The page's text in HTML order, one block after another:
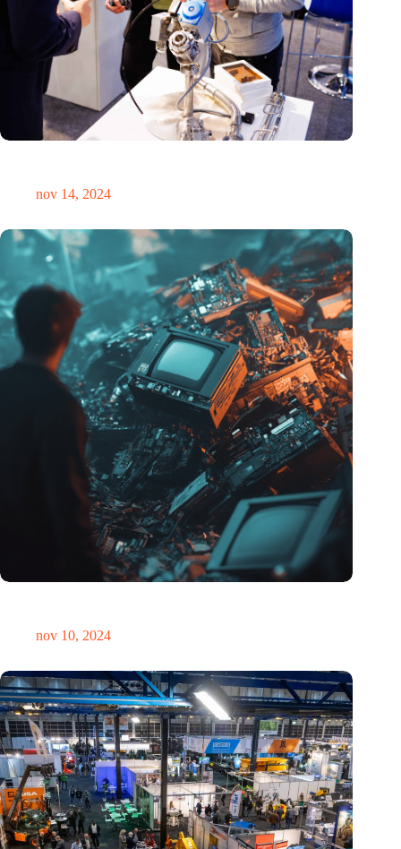
nov 14, 2024
nov 10, 2024